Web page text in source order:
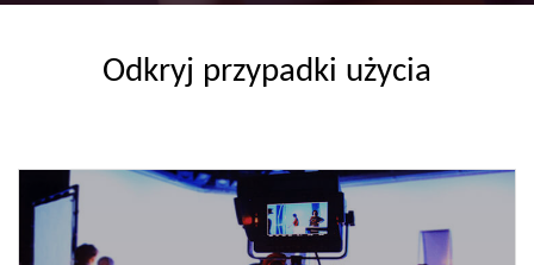
Odkryj przypadki użycia